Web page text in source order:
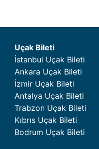
Uçak Bileti
İstanbul Uçak Bileti
Ankara Uçak Bileti
İzmir Uçak Bileti
Antalya Uçak Bileti
Trabzon Uçak Bileti
Kıbrıs Uçak Bileti
Bodrum Uçak Bileti